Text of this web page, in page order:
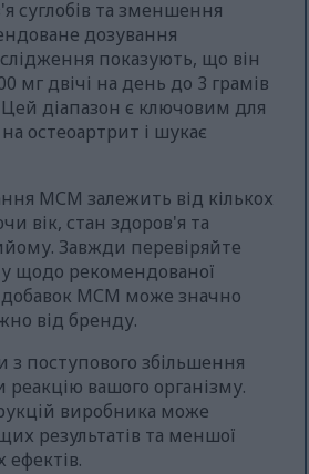
суглобів та зменшення
дозування
показують, що він
мг двічі на день до 3 грамів
діапазон є ключовим для
остеоартрит і шукає
МСМ залежить від кількох
вік, стан здоров'я та
Завжди перевіряйте
щодо рекомендованої
добавок МСМ може значно
від бренду.
поступового збільшення
вашого організму.
виробника може
результатів та меншої
ефектів.